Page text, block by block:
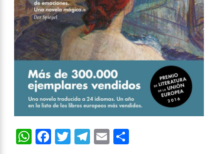
WhatsApp
Facebook
Twitter
Telegram
Email